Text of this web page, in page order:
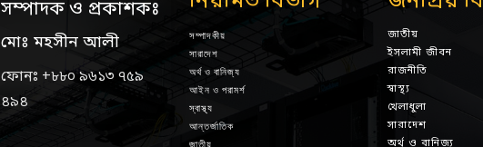
সম্পাদক ও প্রকাশকঃ
মোঃ মহসীন আলী
ফোনঃ +৮৮০ ৯৬১৩ ৭৫৯
৪৯৪
সম্পাদকীয়
সারাদেশ
অর্থ ও বানিজ্য
আইন ও পরামর্শ
স্বাস্থ্য
আন্তর্জাতিক
জাতীয়
জাতীয়
ইসলামী জীবন
রাজনীতি
স্বাস্থ্য
খেলাধুলা
সারাদেশ
অর্থ ও বানিজ্য